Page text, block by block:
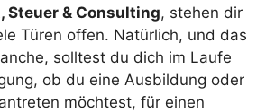
Steuer & Consulting, stehen dir
Türen offen. Natürlich, und das
solltest du dich im Laufe
ob du eine Ausbildung oder
möchtest, für einen